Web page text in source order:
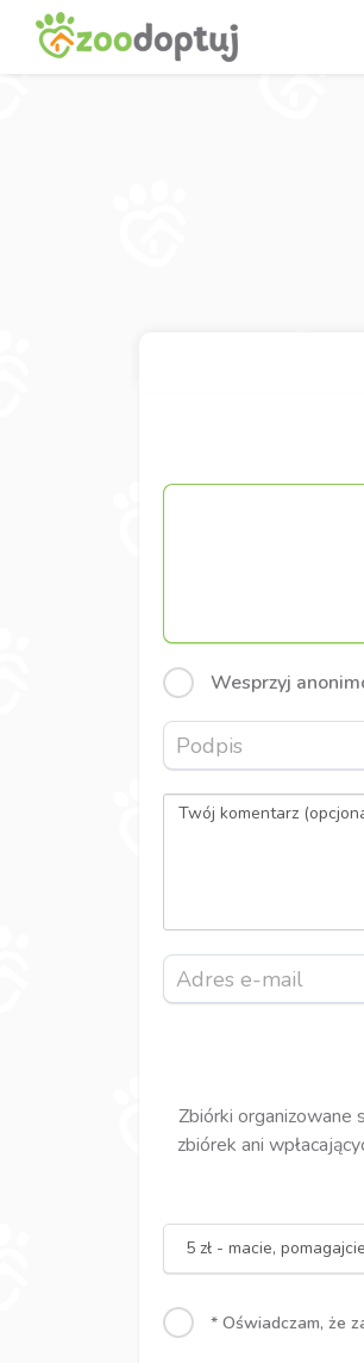
Wesprzyj
Zbiórki organizowane
zbiórek ani
5 zł - macie,
* Oświadczam, że